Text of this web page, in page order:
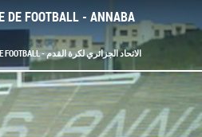
DE FOOTBALL - ANNABA
FÉDÉRATION ALGÉRIENNE DE FOOTBALL - الاتحاد الجزائري لكرة القدم